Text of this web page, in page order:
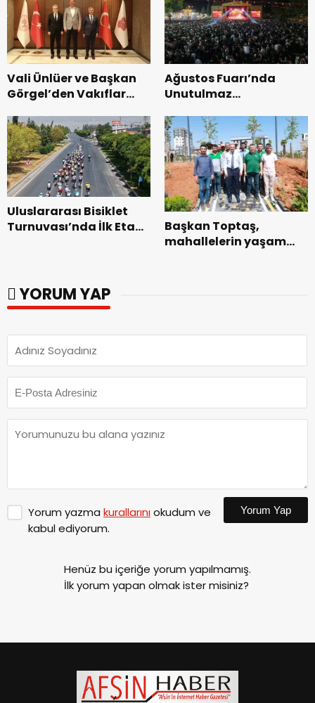
başladı.
Vali Ünlüer ve Başkan
Görgel’den Vakıflar
ziyaret.
Ağustos Fuarı’nda
Unutulmaz
Uluslararası Bisiklet
Turnuvası’nda İlk Etap
Başkan Toptaş,
mahallelerin yaşam
YORUM YAP
Yorum yazma kurallarınıokudum ve
kabul ediyorum.
Yorum Yap
Henüz bu içeriğe yorum yapılmamış.
İlk yorum yapan olmak ister misiniz?